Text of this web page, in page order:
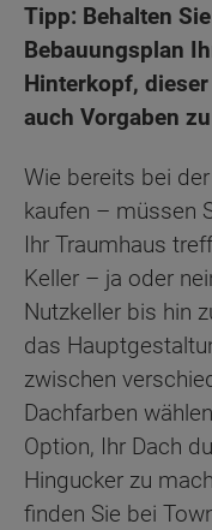
Tipp: Behalten
Bebauungsplan
Hinterkopf,
auch Vorgaben
Wie bereits bei
kaufen – müssen
Ihr Traumhaus
Keller – ja oder
Nutzkeller bis hin
das
zwischen
Dachfarben
Option, Ihr Dach
Hingucker zu
finden Sie bei